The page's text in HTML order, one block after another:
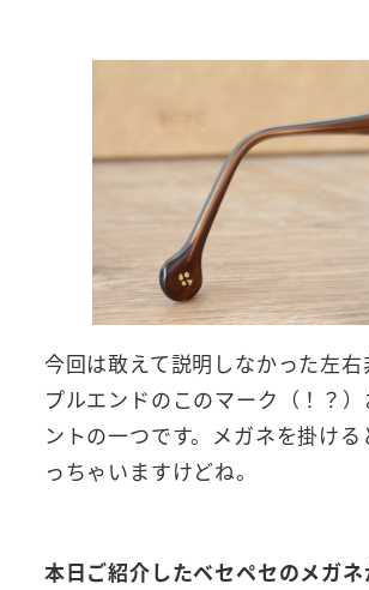
今回は敢えて説明しなかった左
プルエンドのこのマーク（！？
ントの一つです。メガネを掛け
っちゃいますけどね。
本日ご紹介したベセペセのメガ